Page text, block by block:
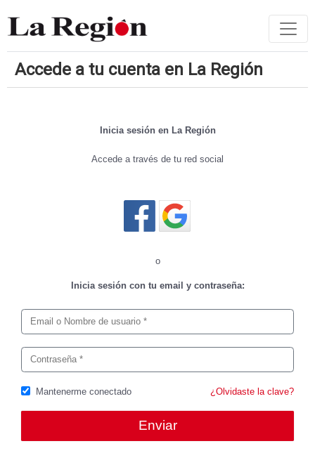
Accede a tu cuenta en La Región
Inicia sesión en La Región
Accede a través de tu red social
Cerrar sesión
o
Inicia sesión con tu email y contraseña:
¿Olvidaste la clave?
Mantenerme conectado